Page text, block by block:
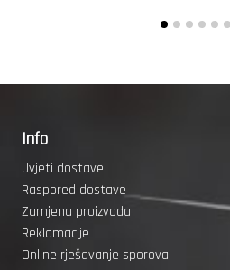
Info
Uvjeti dostave
Raspored dostave
Zamjena proizvoda
Reklamacije
Online rješavanje sporova